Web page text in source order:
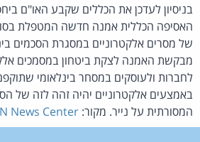
בניסיון לעדכן את הכללים שקבע האו"ם
האסיפה הכללית אמנה חדשה המטפלת
של מסרים אלקטרוניים במסגרת הסכמים
מבקשת האמנה לצקת ביטחון במסמכים
לחברות ולעוסקים במסחר בינלאומי
באמצעים אלקטרוניים יהיה זהה לזה של
המסורתית על נייר. מקור: News Center